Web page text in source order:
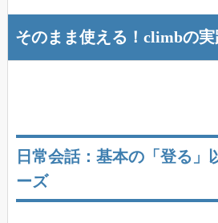
そのまま使える！climbの
日常会話：基本の「登る」
ーズ